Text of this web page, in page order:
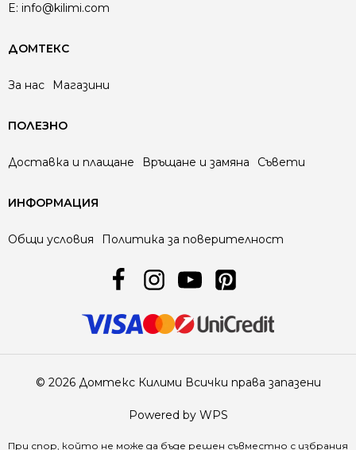
E: info@kilimi.com
ДОМТЕКС
За нас Магазини
ПОЛЕЗНО
Доставка и плащане Връщане и замяна Съвети
ИНФОРМАЦИЯ
Общи условия Политика за поверителност
© 2026 Домтекс Килими Всички права запазени
Powered by WPS
При спор, който не може да бъде решен съвместно с избрания